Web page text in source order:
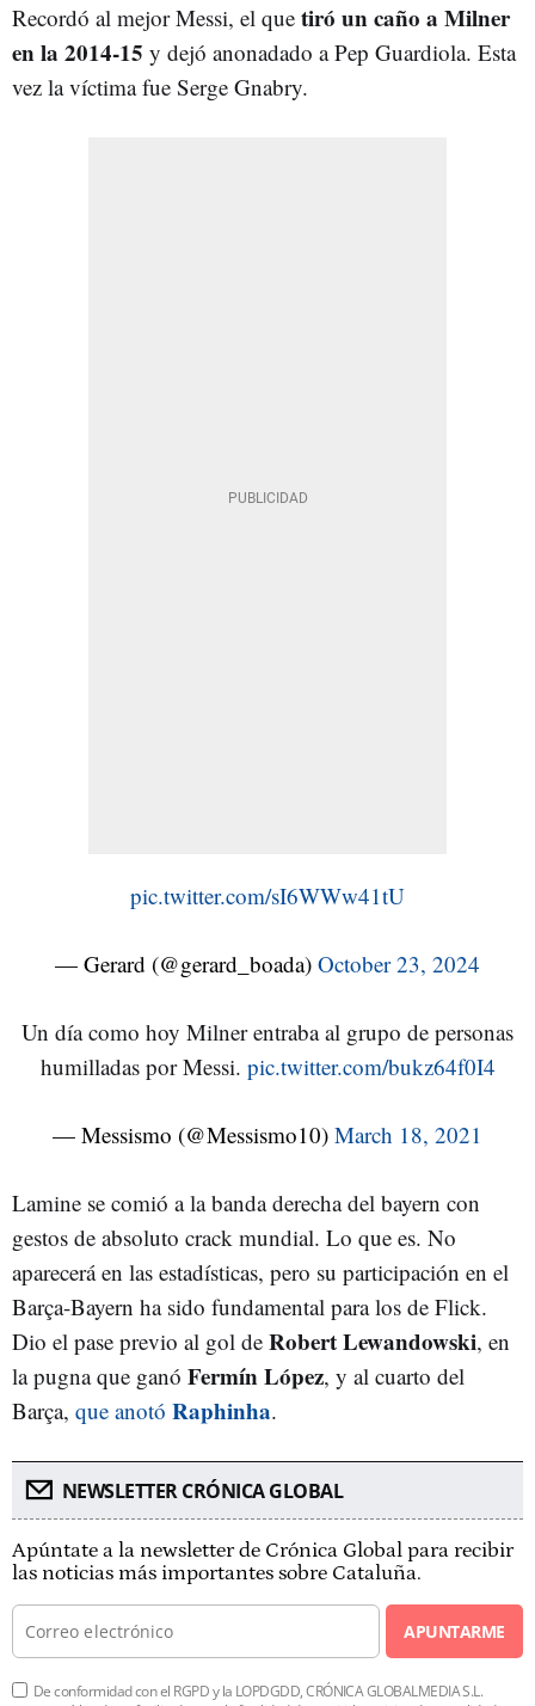
Recordó al mejor Messi, el que tiró un caño a Milner
en la 2014-15 y dejó anonadado a Pep Guardiola. Esta
vez la víctima fue Serge Gnabry.
pic.twitter.com/sI6WWw41tU
— Gerard (@gerard_boada) October 23, 2024
Un día como hoy Milner entraba al grupo de personas
humilladas por Messi. pic.twitter.com/bukz64f0I4
— Messismo (@Messismo10) March 18, 2021
Lamine se comió a la banda derecha del bayern con
gestos de absoluto crack mundial. Lo que es. No
aparecerá en las estadísticas, pero su participación en el
Barça-Bayern ha sido fundamental para los de Flick.
Dio el pase previo al gol de Robert Lewandowski, en
la pugna que ganó Fermín López, y al cuarto del
Barça, que anotó Raphinha.
NEWSLETTER CRÓNICA GLOBAL
Apúntate a la newsletter de Crónica Global para recibir
las noticias más importantes sobre Cataluña.
APUNTARME
De conformidad con el RGPD y la LOPDGDD, CRÓNICA GLOBALMEDIA S.L.